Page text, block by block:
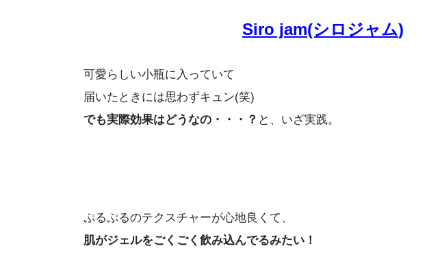
Siro jam(シロジャム)
可愛らしい小瓶に入っていて
届いたときには思わずキュン(笑)
でも実際効果はどうなの・・・？ と、いざ実践。
ぷるぷるのテクスチャーが心地良くて、
肌がジェルをごくごく飲み込んでるみたい！